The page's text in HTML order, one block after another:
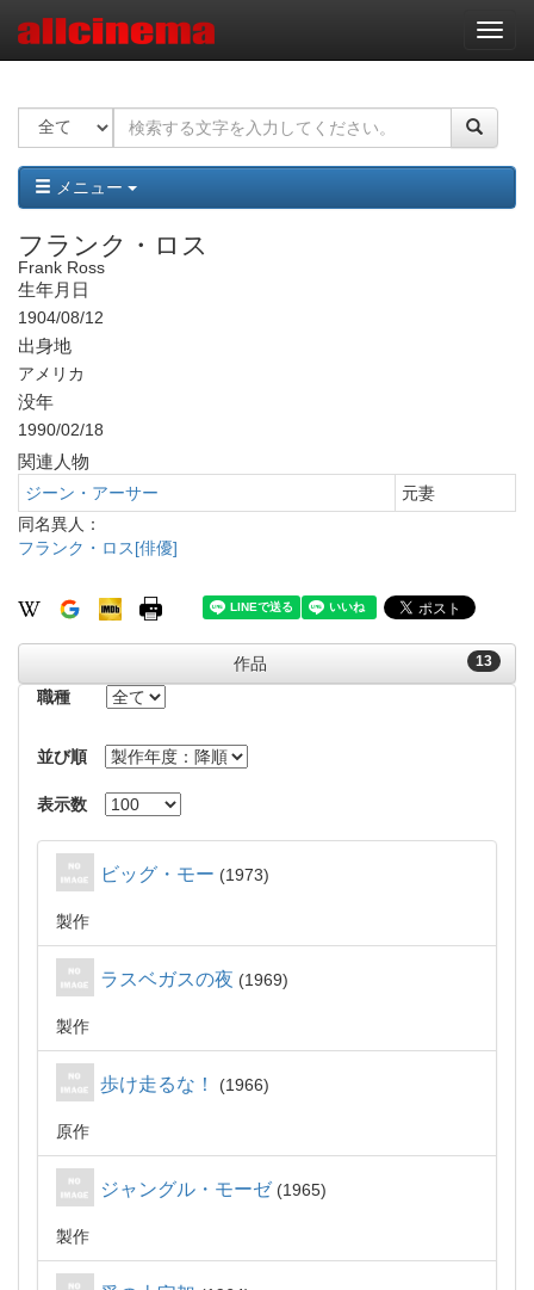
ナ
ビ
ー
ョ
ン
メニュー
フランク・ロス
Frank Ross
生年月日
1904/08/12
出身地
アメリカ
没年
1990/02/18
関連人物
ジーン・アーサー
元妻
同名異人：
フランク・ロス[俳優]
13
作品
職種
並び順
表示数
ビッグ・モー 1973
製作
ラスベガスの夜 1969
製作
歩け走るな！ 1966
原作
ジャングル・モーゼ 1965
製作